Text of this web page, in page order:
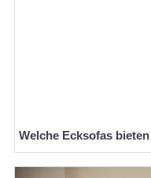
Welche Ecksofas